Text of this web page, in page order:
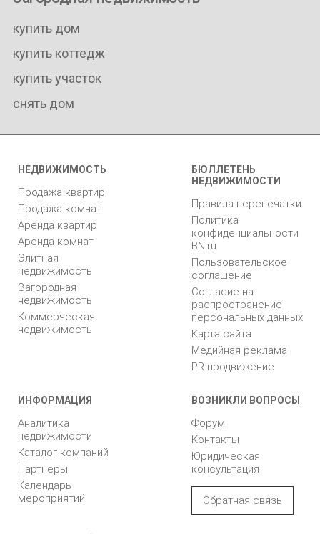
купить дом
купить коттедж
купить участок
снять дом
НЕДВИЖИМОСТЬ
Продажа квартир
Продажа комнат
Аренда квартир
Аренда комнат
Элитная
недвижимость
Загородная
недвижимость
Коммерческая
недвижимость
БЮЛЛЕТЕНЬ
НЕДВИЖИМОСТИ
Правила перепечатки
Политика
конфиденциальности
BN.ru
Пользовательское
соглашение
Согласие на
распространение
персональных данных
Карта сайта
Медийная реклама
PR продвижение
ИНФОРМАЦИЯ
Аналитика
недвижимости
Каталог компаний
Партнеры
Календарь
мероприятий
ВОЗНИКЛИ ВОПРОСЫ
Форум
Контакты
Юридическая
консультация
Обратная связь